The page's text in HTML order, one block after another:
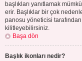
başlıkları yanıtlamak
erir. Başlıklar bir çok
panosu yöneticisi
kilitleyebilirsiniz.
Başa dön
Başlık ikonları nedir?